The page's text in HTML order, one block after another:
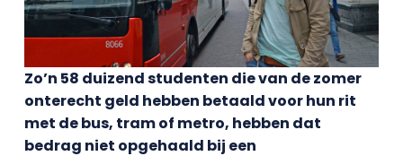
Zo’n 58 duizend studenten die van de zomer
onterecht geld hebben betaald voor hun rit
met de bus, tram of metro, hebben dat
bedrag niet opgehaald bij een